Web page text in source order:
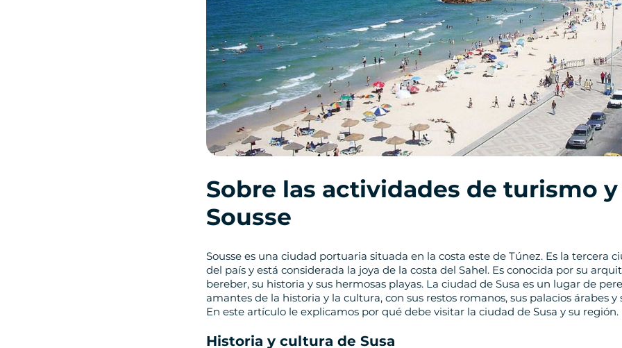
Sobre las actividades de turismo
Sousse
Sousse es una ciudad portuaria situada en la costa este de Túnez. Es la tercera
del país y está considerada la joya de la costa del Sahel. Es conocida por su
bereber, su historia y sus hermosas playas. La ciudad de Susa es un lugar de
amantes de la historia y la cultura, con sus restos romanos, sus palacios árabes y
En este artículo le explicamos por qué debe visitar la ciudad de Susa y su región.
Historia y cultura de Susa